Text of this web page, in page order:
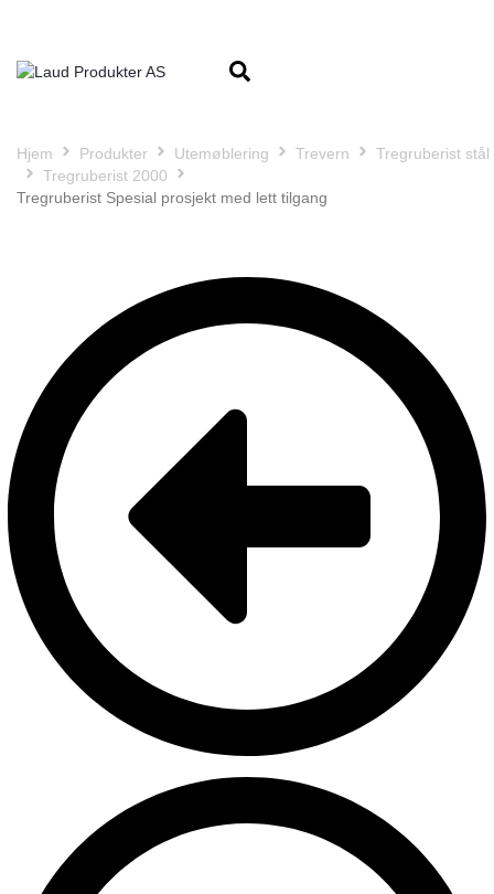
Hjem Produkter Utemøblering Trevern
Tregruberist stål
Tregruberist 2000
Tregruberist Spesial prosjekt med lett tilgang